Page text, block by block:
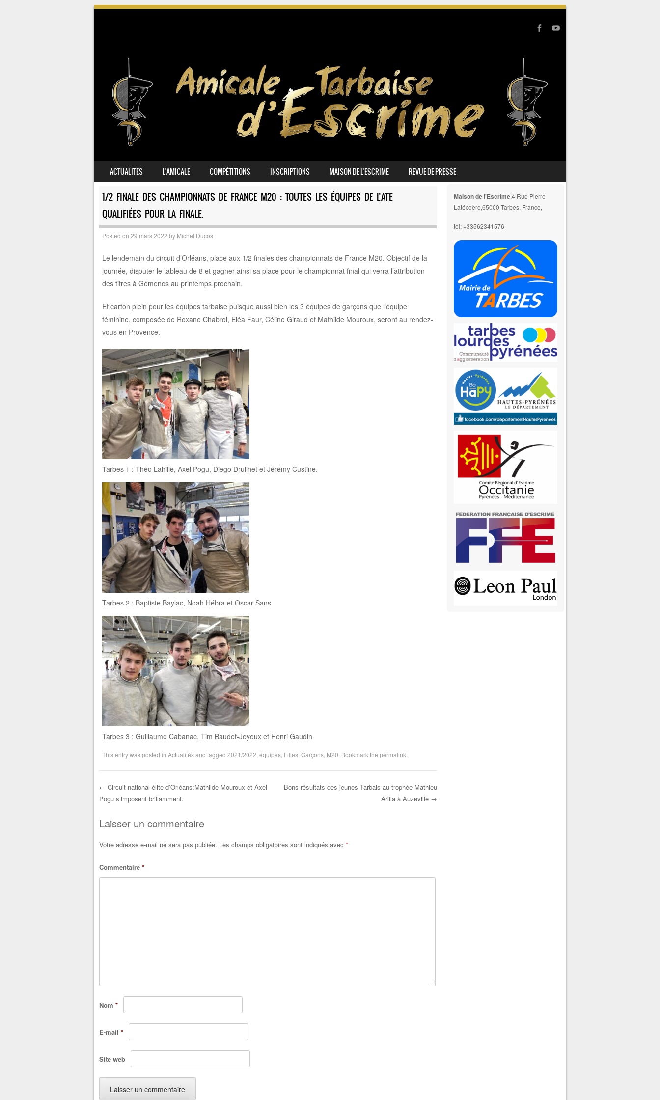
MENU
SKIP TO CONTENT
ACTUALITÉS L’AMICALE COMPÉTITIONS INSCRIPTIONS MAISON DE L’ESCRIME REVUE DE PRESSE
1/2 FINALE DES CHAMPIONNATS DE FRANCE M20 : TOUTES LES ÉQUIPES DE L’ATE
QUALIFIÉES POUR LA FINALE.
Posted on 29 mars 2022 by Michel Ducos
Le lendemain du circuit d’Orléans, place aux 1/2 finales des championnats de France M20. Objectif de la
journée, disputer le tableau de 8 et gagner ainsi sa place pour le championnat final qui verra l’attribution
des titres à Gémenos au printemps prochain.
Et carton plein pour les équipes tarbaise puisque aussi bien les 3 équipes de garçons que l’équipe
féminine, composée de Roxane Chabrol, Eléa Faur, Céline Giraud et Mathilde Mouroux, seront au rendez-
vous en Provence.
Tarbes 1 : Théo Lahille, Axel Pogu, Diego Druilhet et Jérémy Custine.
Tarbes 2 : Baptiste Baylac, Noah Hébra et Oscar Sans
Tarbes 3 : Guillaume Cabanac, Tim Baudet-Joyeux et Henri Gaudin
This entry was posted in Actualitésand tagged 2021/2022 équipes, Filles, Garçons, M20 . Bookmark the permalink
Post navigation
← Circuit national élite d’Orléans:Mathilde Mouroux et Axel
Pogu s’imposent brillamment.
Bons résultats des jeunes Tarbais au trophée Mathieu
Arilla à Auzeville →
Laisser un commentaire
Votre adresse e-mail ne sera pas publiée. Les champs obligatoires sont indiqués avec *
Commentaire *
Nom *
E-mail *
Site web
Maison de l'Escrime,4 Rue Pierre
Latécoère,65000 Tarbes, France,
tel: +33562341576